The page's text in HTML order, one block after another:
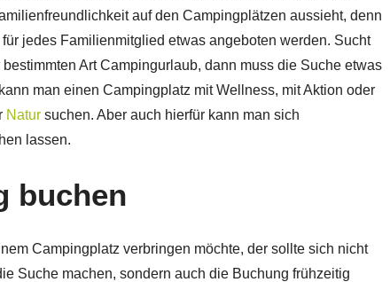
auf den Campingplätzen aussieht, denn
jedes Familienmitglied etwas angeboten werden. Sucht
Art Campingurlaub, dann muss die Suche etwas
man einen Campingplatz mit Wellness, mit Aktion oder
Natursuchen. Aber auch hierfür kann man sich
lassen.
buchen
Campingplatz verbringen möchte, der sollte sich nicht
Suche machen, sondern auch die Buchung frühzeitig